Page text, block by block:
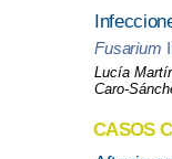
Fusarium
Lucía
Caro-
CASOS